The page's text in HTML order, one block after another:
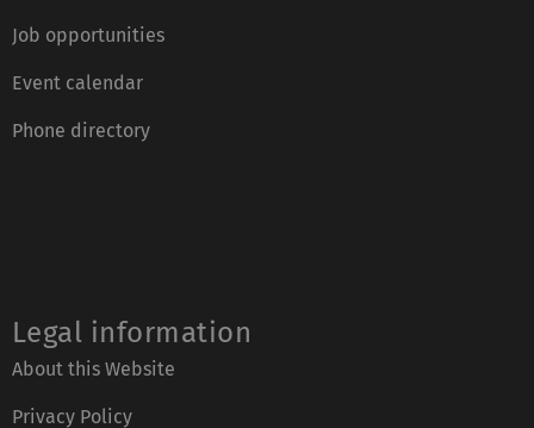
Job opportunities
Event calendar
Phone directory
Legal information
About this Website
Privacy Policy